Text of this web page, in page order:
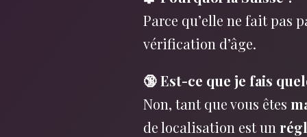
Parce qu’elle ne fait pas
vérification d’âge.
🔞 Est-ce que je fais
Non, tant que vous êtes
de localisation est un